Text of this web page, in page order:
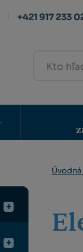
+421 917 233
hľadá,